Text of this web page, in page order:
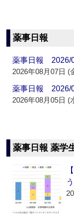
薬事日報
薬事日報 2026/
2026年08月07日 (
薬事日報 2026/
2026年08月05日 (
薬事日報 薬学
う